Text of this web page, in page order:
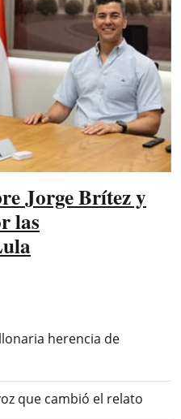
Jorge Brítez y
las
herencia de
que cambió el relato